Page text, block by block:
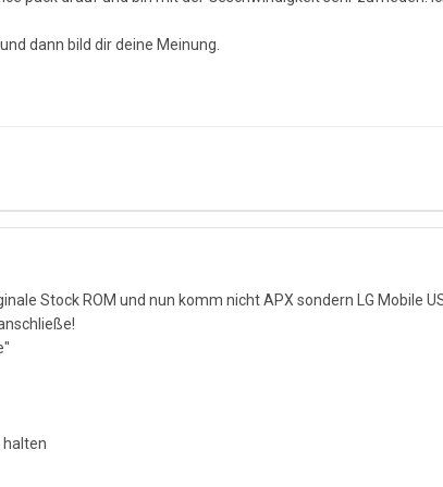
dann bild dir deine Meinung.
Stock ROM und nun komm nicht APX sondern LG Mobile